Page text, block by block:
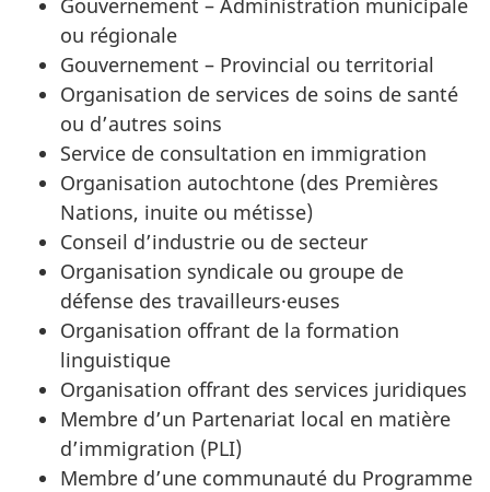
ou régionale
Gouvernement – Provincial ou territorial
Organisation de services de soins de santé
ou d’autres soins
Service de consultation en immigration
Organisation autochtone (des Premières
Nations, inuite ou métisse)
Conseil d’industrie ou de secteur
Organisation syndicale ou groupe de
défense des travailleurs·euses
Organisation offrant de la formation
linguistique
Organisation offrant des services juridiques
Membre d’un Partenariat local en matière
d’immigration (PLI)
Membre d’une communauté du Programme